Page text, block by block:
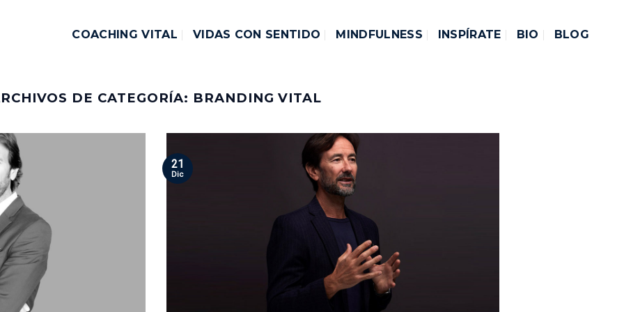
COACHING VITAL VIDAS CON SENTIDO MINDFULNESS INSPÍRATE BIO BLOG
DE CATEGORÍA: BRANDING VITAL
21
Dic